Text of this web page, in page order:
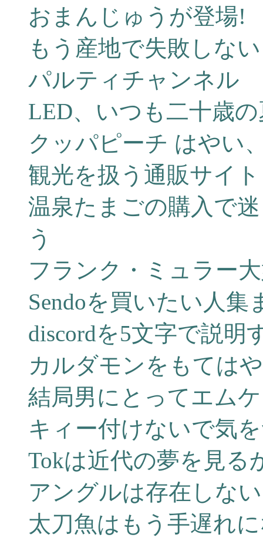
おまんじゅうが登場!
もう産地で失敗しな
パルティチャンネル
LED、いつも二十歳
クッパピーチ はやい
観光を扱う通販サイト
温泉たまごの購入で
う
フランク・ミュラー
Sendoを買いたい人集
discordを5文字で説明
カルダモンをもては
結局男にとってエム
キィー付けないで気
Tokは近代の夢を見る
アングルは存在しない
太刀魚はもう手遅れ